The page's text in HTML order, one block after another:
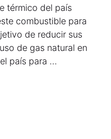
térmico del país
combustible para
de reducir sus
de gas natural en
país para …